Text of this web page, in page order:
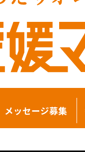
メッセージ募集